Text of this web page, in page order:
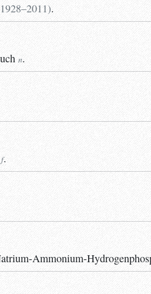
1928–2011).
n.
f.
Ammonium-